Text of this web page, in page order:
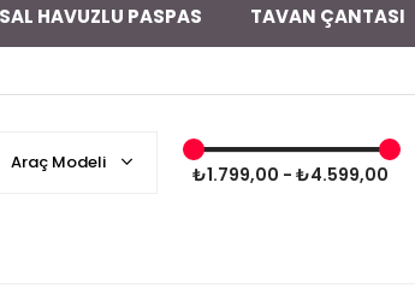
HAVUZLU PASPAS TAVAN ÇANTASI
Araç Modeli
₺1.799,00 - ₺4.599,00